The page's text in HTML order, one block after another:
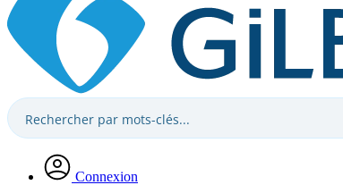
Connexion